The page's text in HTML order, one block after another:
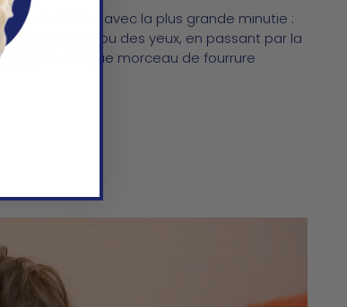
est réalisée avec la plus grande minutie :
du tissu ou des yeux, en passant par la
de chaque morceau de fourrure